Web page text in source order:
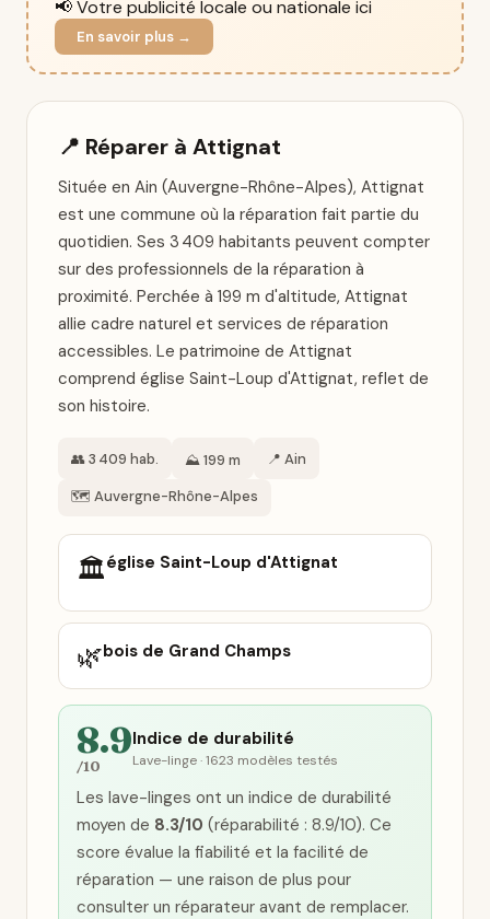
📢 Votre publicité locale ou nationale ici
En savoir plus →
📍 Réparer à Attignat
Située en Ain (Auvergne-Rhône-Alpes), Attignat
est une commune où la réparation fait partie du
quotidien. Ses 3 409 habitants peuvent compter
sur des professionnels de la réparation à
proximité. Perchée à 199 m d'altitude, Attignat
allie cadre naturel et services de réparation
accessibles. Le patrimoine de Attignat
comprend église Saint-Loup d'Attignat, reflet de
son histoire.
👥 3 409 hab. ⛰️ 199 m 📍 Ain
🗺️ Auvergne-Rhône-Alpes
🏛️église Saint-Loup d'Attignat
🌿bois de Grand Champs
8.9
/10
Indice de durabilité
Lave-linge · 1623 modèles testés
Les lave-linges ont un indice de durabilité
moyen de 8.3/10 (réparabilité : 8.9/10). Ce
score évalue la fiabilité et la facilité de
réparation — une raison de plus pour
consulter un réparateur avant de remplacer.